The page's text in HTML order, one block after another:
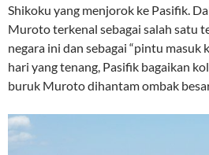
Shikoku yang menjorok ke Pasifik.
Muroto terkenal sebagai salah satu
negara ini dan sebagai “pintu masuk
hari yang tenang, Pasifik bagaikan
buruk Muroto dihantam ombak